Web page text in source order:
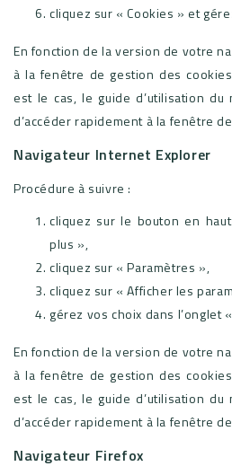
cliquez sur « Cookies » et
En fonction de la version de votre
à la fenêtre de gestion des
est le cas, le guide d’utilisation du
d’accéder rapidement à la fenêtre
Navigateur Internet Explorer
Procédure à suivre :
cliquez sur le bouton en
plus »,
cliquez sur « Paramètres »,
cliquez sur « Afficher les
gérez vos choix dans l’onglet
En fonction de la version de votre
à la fenêtre de gestion des
est le cas, le guide d’utilisation du
d’accéder rapidement à la fenêtre
Navigateur Firefox